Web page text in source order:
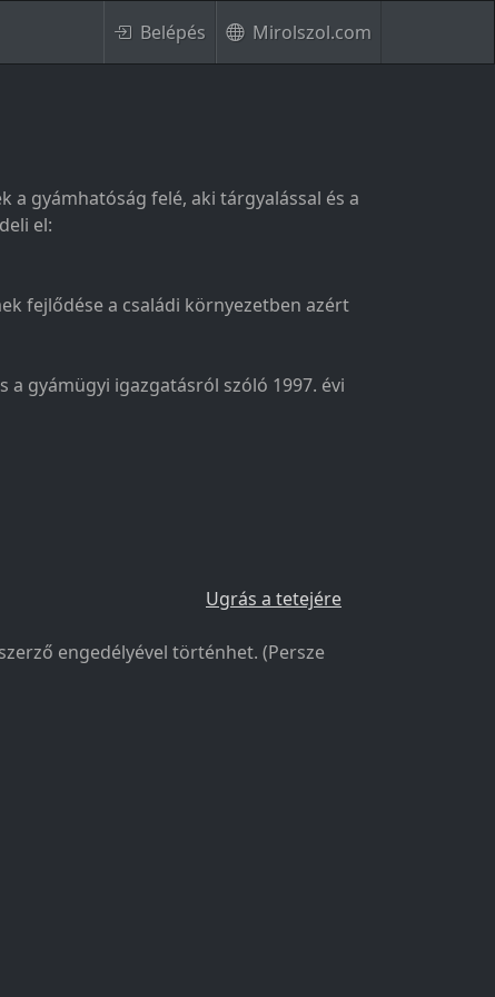
Belépés Mirolszol.com
a gyámhatóság felé, aki tárgyalással és a
el:
fejlődése a családi környezetben azért
gyámügyi igazgatásról szóló 1997. évi
Ugrás a tetejére
engedélyével történhet. (Persze